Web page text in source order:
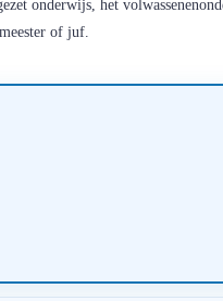
onderwijs, het
of juf.